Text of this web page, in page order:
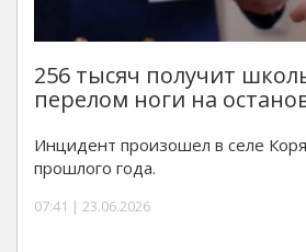
256 тысяч получит
перелом ноги на
Инцидент произошел в селе
прошлого года.
07:41 | 23.06.2026